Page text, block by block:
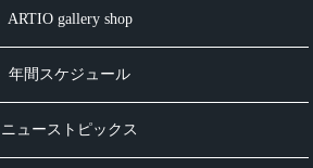
ARTIO gallery shop
年間スケジュール
ニューストピックス